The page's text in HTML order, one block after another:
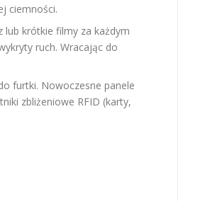
ciemności.
krótkie filmy za każdym
ruch. Wracając do
furtki. Nowoczesne panele
zbliżeniowe RFID (karty,